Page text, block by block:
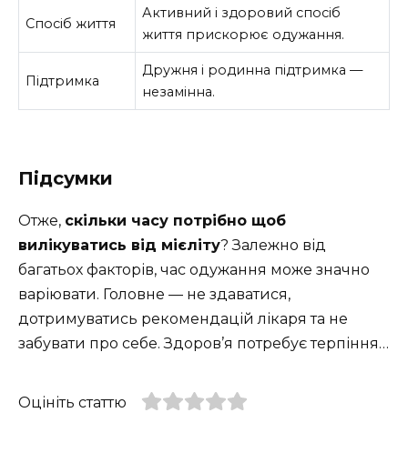
Спосіб життя
Активний і здоровий спосіб
життя прискорює одужання.
Підтримка
Дружня і родинна підтримка —
незамінна.
Підсумки
Отже, скільки часу потрібно щоб
вилікуватись від мієліту? Залежно від
багатьох факторів, час одужання може значно
варіювати. Головне — не здаватися,
дотримуватись рекомендацій лікаря та не
забувати про себе. Здоров’я потребує терпіння…
Оцініть статтю